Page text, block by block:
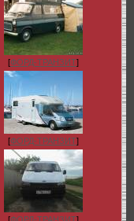
[ФОРД-ТРАНЗИТ]
[ФОРД-ТРАНЗИТ]